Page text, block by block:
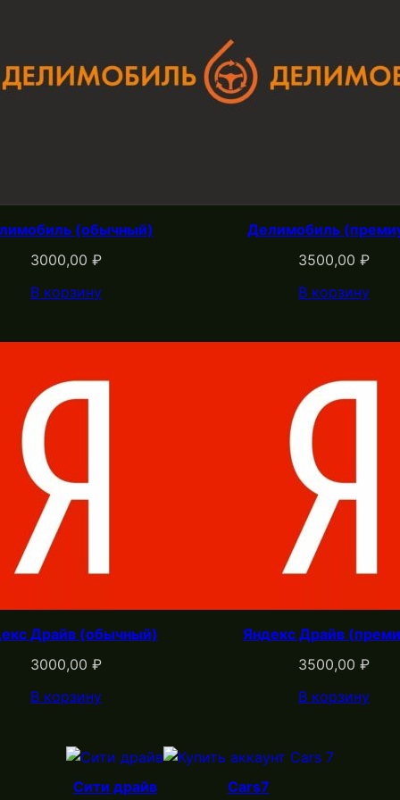
(обычный)
3000,00 ₽
В корзину
Делимобиль
3500,00 ₽
В корзину
Драйв (обычный)
3000,00 ₽
В корзину
Яндекс Драйв
3500,00 ₽
В корзину
Сити драйв Cars7